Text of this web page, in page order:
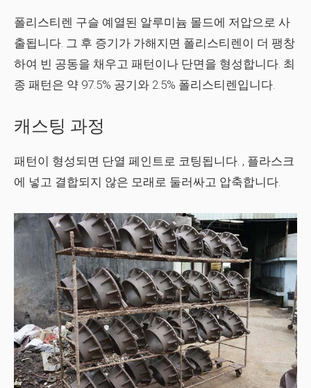
폴리스티렌 구슬 예열된 알루미늄 몰드에 저압으로 사
출됩니다. 그 후 증기가 가해지면 폴리스티렌이 더 팽창
하여 빈 공동을 채우고 패턴이나 단면을 형성합니다. 최
종 패턴은 약 97.5% 공기와 2.5% 폴리스티렌입니다.
캐스팅 과정
패턴이 형성되면 단열 페인트로 코팅됩니다. , 플라스크
에 넣고 결합되지 않은 모래로 둘러싸고 압축합니다.